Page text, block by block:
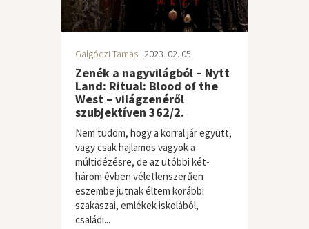
Galgóczi Tamás | 2023. 02. 05.
Zenék a nagyvilágból – Nytt
Land: Ritual: Blood of the
West – világzenéről
szubjektíven 362/2.
Nem tudom, hogy a korral jár együtt,
vagy csak hajlamos vagyok a
múltidézésre, de az utóbbi két-
három évben véletlenszerűen
eszembe jutnak éltem korábbi
szakaszai, emlékek iskolából,
családi...
világzene / folk